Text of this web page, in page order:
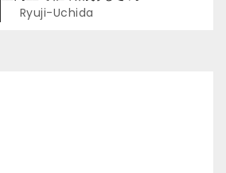
Ryuji-Uchida